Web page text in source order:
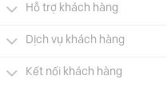
Hỗ trợ khách hàng
Dịch vụ khách hàng
Kết nối khách hàng